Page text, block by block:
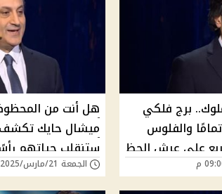
برج فلكي
والفلوس
على عرش الحظ
2025
هل أنت من
| الفلوس هتجري
الجمعة 21/مارس/2025 - 02:00 ص